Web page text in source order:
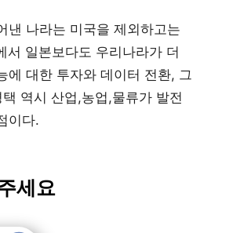
낸 나라는 미국을 제외하고는
서 일본보다도 우리나라가 더
에 대한 투자와 데이터 전환, 그
역시 산업,농업,물류가 발전
이다.
세요